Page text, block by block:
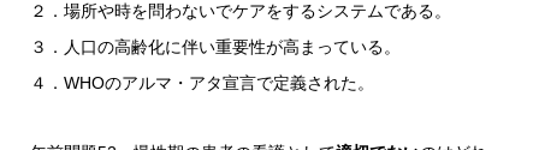
２．場所や時を問わないでケアをするシステムである。
３．人口の高齢化に伴い重要性が高まっている。
４．WHOのアルマ・アタ宣言で定義された。